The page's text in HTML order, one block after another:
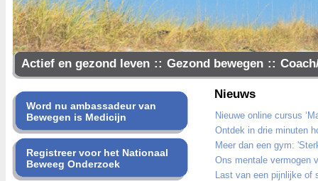
Actief en gezond leven :: Gezond bewegen ::
Samen gezonder
Word nu ambassadeur van
Bewegen is Medicijn
Registreer voor het Nationaal
Beweeg Onderzoek
Nieuws
Nieuwe online cursus
Ontdek in drie minuten
Meer dan een gym:
Ons mentale vermogen
Last van een pijnlijke of